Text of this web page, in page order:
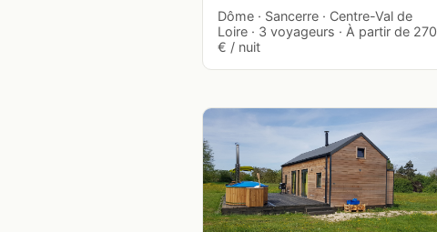
Dôme · Sancerre · Centre-Val de
Loire · 3 voyageurs · À partir de 270
€ / nuit